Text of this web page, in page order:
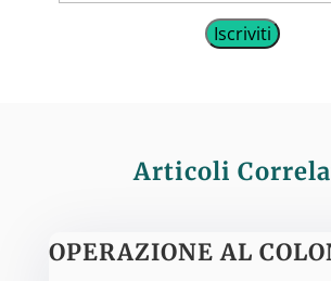
Iscriviti
Articoli
OPERAZIONE AL